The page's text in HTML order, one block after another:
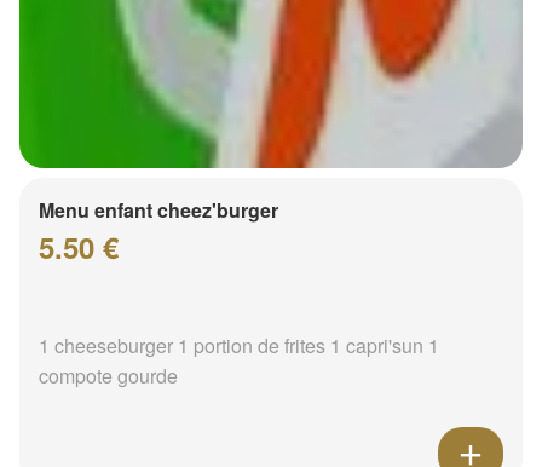
Menu enfant cheez'burger
5.50 €
1 cheeseburger 1 portion de frites 1 capri'sun 1
compote gourde